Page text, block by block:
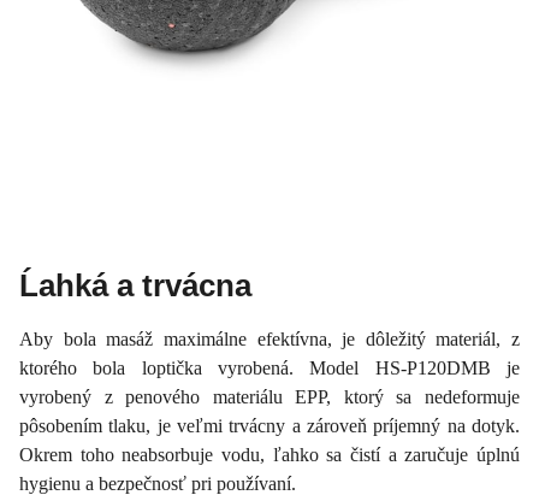
Ĺahká a trvácna
Aby bola masáž maximálne efektívna, je dôležitý materiál, z
ktorého bola loptička vyrobená. Model HS-P120DMB je
vyrobený z penového materiálu EPP, ktorý sa nedeformuje
pôsobením tlaku, je veľmi trvácny a zároveň príjemný na dotyk.
Okrem toho neabsorbuje vodu, ľahko sa čistí a zaručuje úplnú
hygienu a bezpečnosť pri používaní.